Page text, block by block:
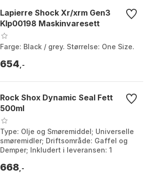
Lapierre Shock Xr/xrm Gen3
Klp00198 Maskinvaresett
Farge: Black / grey. Størrelse: One Size.
654 ,-
Rock Shox Dynamic Seal Fett
500ml
Type: Olje og Smøremiddel; Universelle
smøremidler; Driftsområde: Gaffel og
Demper; Inkludert i leveransen: 1
Modellår: 202...
668 ,-